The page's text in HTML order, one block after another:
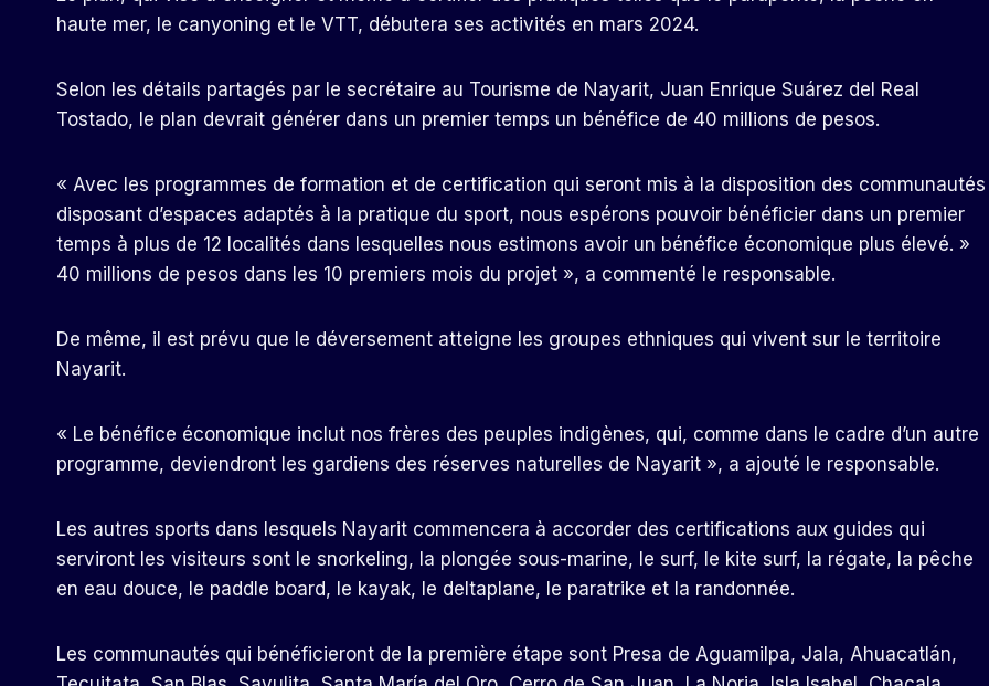
haute mer, le canyoning et le VTT, débutera ses activités en mars 2024.
Selon les détails partagés par le secrétaire au Tourisme de Nayarit, Juan Enrique Suárez del Real
Tostado, le plan devrait générer dans un premier temps un bénéfice de 40 millions de pesos.
« Avec les programmes de formation et de certification qui seront mis à la disposition des communautés
disposant d’espaces adaptés à la pratique du sport, nous espérons pouvoir bénéficier dans un premier
temps à plus de 12 localités dans lesquelles nous estimons avoir un bénéfice économique plus élevé. »
40 millions de pesos dans les 10 premiers mois du projet », a commenté le responsable.
De même, il est prévu que le déversement atteigne les groupes ethniques qui vivent sur le territoire
Nayarit.
« Le bénéfice économique inclut nos frères des peuples indigènes, qui, comme dans le cadre d’un autre
programme, deviendront les gardiens des réserves naturelles de Nayarit », a ajouté le responsable.
Les autres sports dans lesquels Nayarit commencera à accorder des certifications aux guides qui
serviront les visiteurs sont le snorkeling, la plongée sous-marine, le surf, le kite surf, la régate, la pêche
en eau douce, le paddle board, le kayak, le deltaplane, le paratrike et la randonnée.
Les communautés qui bénéficieront de la première étape sont Presa de Aguamilpa, Jala, Ahuacatlán,